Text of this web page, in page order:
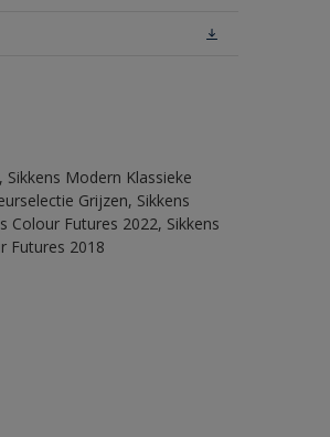
Modern Klassieke
Grijzen, Sikkens
Colour Futures 2022, Sikkens
Futures 2018